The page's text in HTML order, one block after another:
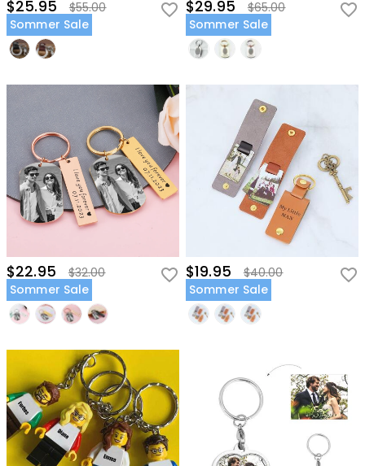
$25.95
$55.00
Sommer Sale
$29.95
$65.00
Sommer Sale
$22.95
$32.00
Sommer Sale
$19.95
$40.00
Sommer Sale